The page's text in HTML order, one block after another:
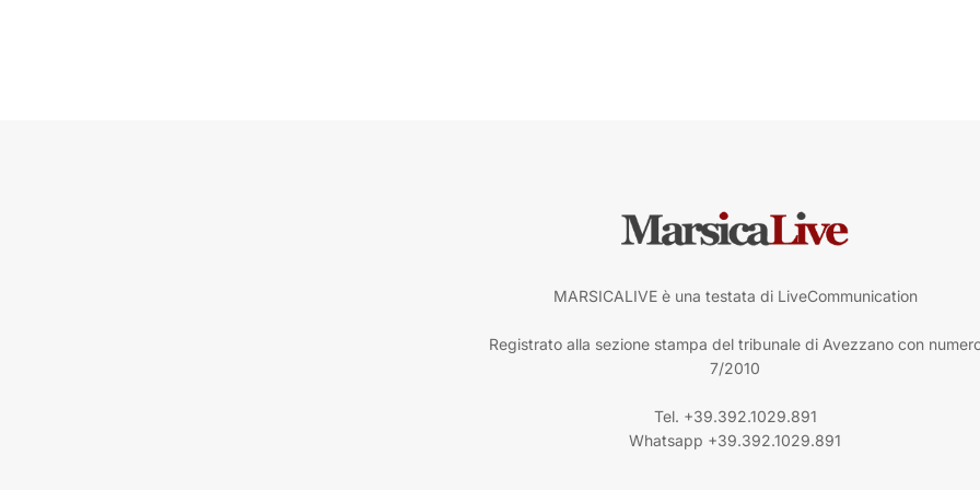
MARSICALIVE è una testata di LiveCommunication
Registrato alla sezione stampa del tribunale di Avezzano con
7/2010
Tel. +39.392.1029.891
Whatsapp +39.392.1029.891